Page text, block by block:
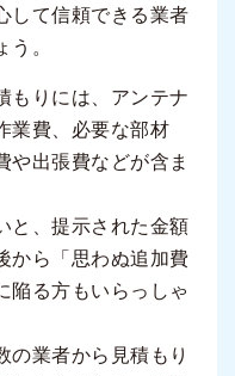
して信頼できる業者
。
もりには、アンテナ
業費、必要な部材
や出張費などが含ま
と、提示された金額
から「思わぬ追加費
陥る方もいらっしゃ
の業者から見積もり